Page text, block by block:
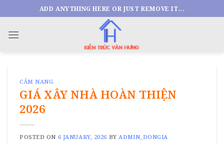
to
content
ADD ANYTHING HERE OR JUST REMOVE IT...
CẨM NANG
GIÁ XÂY NHÀ HOÀN THIỆN
2026
POSTED ON 6 JANUARY, 2026 BY ADMIN_DONGIA